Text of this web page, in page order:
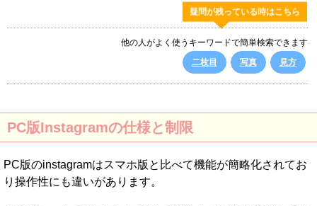
疑問が残っている時はこちら
他の人がよく使うキーワードで簡単検索できます
二枚目
写真 見方
PC版Instagramの仕様と制限
PC版のinstagramはスマホ版と比べて機能が簡略化されてお
り操作性にも違いがあります。